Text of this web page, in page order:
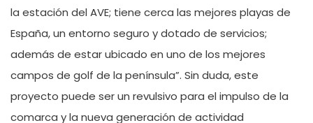
la estación del AVE; tiene cerca las mejores playas de
España, un entorno seguro y dotado de servicios;
además de estar ubicado en uno de los mejores
campos de golf de la península”. Sin duda, este
proyecto puede ser un revulsivo para el impulso de la
comarca y la nueva generación de actividad